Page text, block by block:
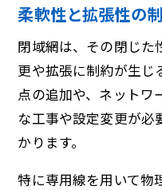
柔軟性と拡張性の
閉域網は、その閉じた
更や拡張に制約が生じ
点の追加や、ネットワ
な工事や設定変更が必
かります。
特に専用線を用いて物